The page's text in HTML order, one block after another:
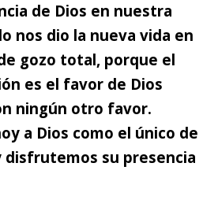
de Dios en nuestra
nos dio la nueva vida en
gozo total, porque el
es el favor de Dios
ningún otro favor.
a Dios como el único de
disfrutemos su presencia